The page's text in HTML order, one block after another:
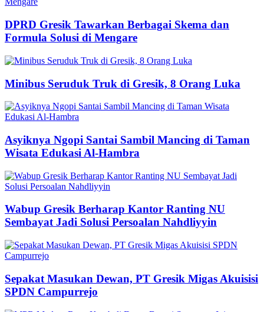
DPRD Gresik Tawarkan Berbagai Skema dan
Formula Solusi di Mengare
Minibus Seruduk Truk di Gresik, 8 Orang Luka
Asyiknya Ngopi Santai Sambil Mancing di Taman
Wisata Edukasi Al-Hambra
Wabup Gresik Berharap Kantor Ranting NU
Sembayat Jadi Solusi Persoalan Nahdliyyin
Sepakat Masukan Dewan, PT Gresik Migas Akuisisi
SPDN Campurrejo